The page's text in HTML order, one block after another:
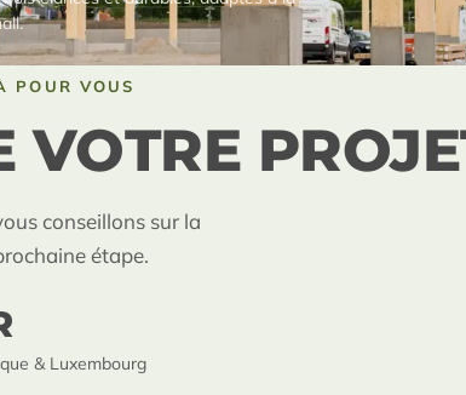
POUR VOUS
VOTRE
conseillons sur la
étape.
& Luxembourg